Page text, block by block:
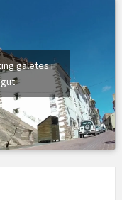
galetes i